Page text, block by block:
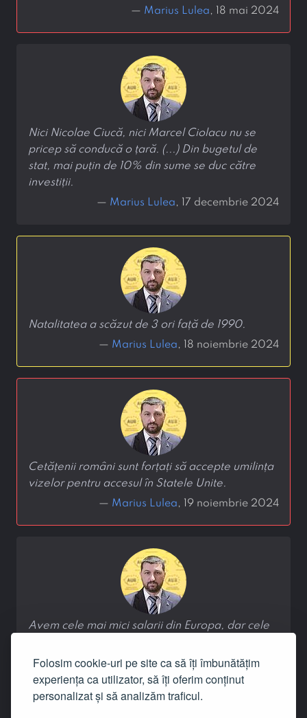
Folosim cookie-uri pe site ca să îți îmbunătățim
experiența ca utilizator, să îți oferim conținut
personalizat și să analizăm traficul.
— Marius Lulea, 18 mai 2024
Nici Nicolae Ciucă, nici Marcel Ciolacu nu se
pricep să conducă o țară. (...) Din bugetul de
stat, mai puțin de 10% din sume se duc către
investiții.
— Marius Lulea, 17 decembrie 2024
Natalitatea a scăzut de 3 ori față de 1990.
— Marius Lulea, 18 noiembrie 2024
Cetățenii români sunt forțați să accepte umilința
vizelor pentru accesul în Statele Unite.
— Marius Lulea, 19 noiembrie 2024
Avem cele mai mici salarii din Europa, dar cele
—Marius Lulea, 18 noiembrie 2024